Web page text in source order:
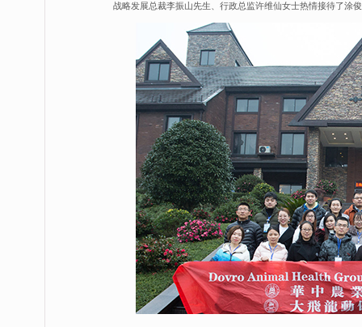
战略发展总裁李振山先生、行政总监许维仙女士热情接待了涂